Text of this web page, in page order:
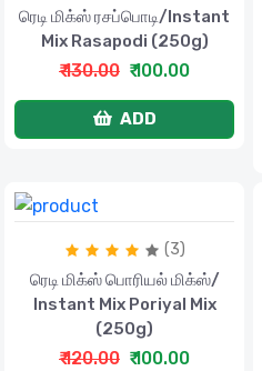
ரெடி மிக்ஸ் ரசப்பொடி/Instant
Mix Rasapodi (250g)
₹ 130.00 ₹ 100.00
ADD
(3)
ரெடி மிக்ஸ் பொரியல் மிக்ஸ்/
Instant Mix Poriyal Mix
(250g)
₹ 120.00 ₹ 100.00